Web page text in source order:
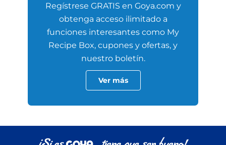
Regístrese GRATIS en Goya.com y
obtenga acceso ilimitado a
funciones interesantes como My
Recipe Box, cupones y ofertas, y
nuestro boletín.
Ver más